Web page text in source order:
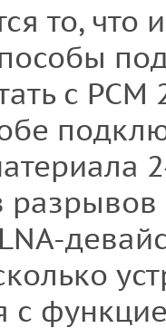
то, что
с
с